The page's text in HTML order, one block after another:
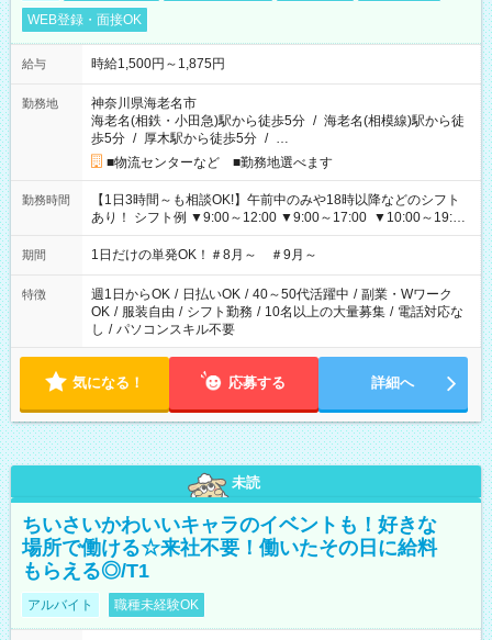
WEB登録・面接OK
給与 時給1,500円～1,875円
勤務地
神奈川県海老名市
海老名(相鉄・小田急)駅から徒歩5分 / 海老名(相模線)駅から徒
歩5分 / 厚木駅から徒歩5分 / …
■物流センターなど ■勤務地選べます
勤務時間
【1日3時間～も相談OK!】午前中のみや18時以降などのシフト
あり！ シフト例 ▼9:00～12:00 ▼9:00～17:00 ▼10:00～19:00
▼18:00～21:00
期間 1日だけの単発OK！＃8月～ ＃9月～
特徴 週1日からOK / 日払いOK / 40～50代活躍中 / 副業・Wワーク
OK / 服装自由 / シフト勤務 / 10名以上の大量募集 / 電話対応な
し / パソコンスキル不要
気になる！ 応募する 詳細へ
未読
ちいさいかわいいキャラのイベントも！好きな
場所で働ける☆来社不要！働いたその日に給料
もらえる◎/T1
アルバイト 職種未経験OK